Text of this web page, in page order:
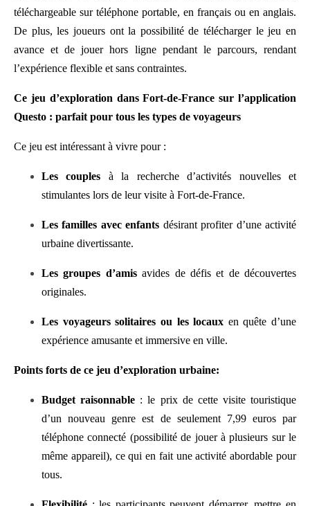
téléchargeable sur téléphone portable, en français ou en anglais.
De plus, les joueurs ont la possibilité de télécharger le jeu en
avance et de jouer hors ligne pendant le parcours, rendant
l’expérience flexible et sans contraintes.
Ce jeu d’exploration dans Fort-de-France sur l’application
Questo : parfait pour tous les types de voyageurs
Ce jeu est intéressant à vivre pour :
Les couples à la recherche d’activités nouvelles et
stimulantes lors de leur visite à Fort-de-France.
Les familles avec enfants désirant profiter d’une activité
urbaine divertissante.
Les groupes d’amisavides de défis et de découvertes
originales.
Les voyageurs solitaires ou les locaux en quête d’une
expérience amusante et immersive en ville.
Points forts de ce jeu d’exploration urbaine:
Budget raisonnable : le prix de cette visite touristique
d’un nouveau genre est de seulement 7,99 euros par
téléphone connecté (possibilité de jouer à plusieurs sur le
même appareil), ce qui en fait une activité abordable pour
tous.